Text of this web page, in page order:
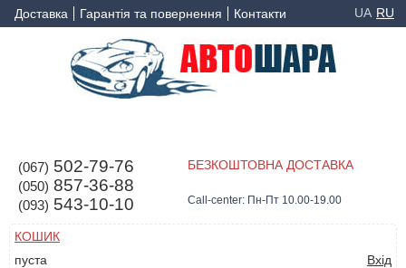
Доставка Гарантія та повернення Контакти UA RU
(067) 502-79-76
(050) 857-36-88
(093) 543-10-10
БЕЗКОШТОВНА ДОСТАВКА
Call-center: Пн-Пт 10.00-19.00
КОШИК
пуста
Вхід